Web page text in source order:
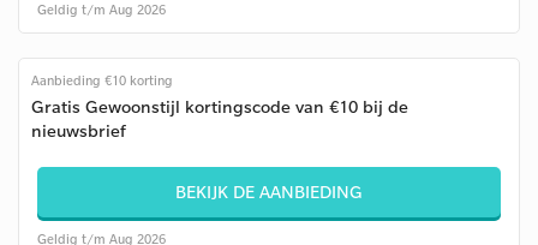
Geldig t/m Aug 2026
Aanbieding €10 korting
Gratis Gewoonstijl kortingscode van €10 bij de
nieuwsbrief
BEKIJK DE AANBIEDING
Geldig t/m Aug 2026